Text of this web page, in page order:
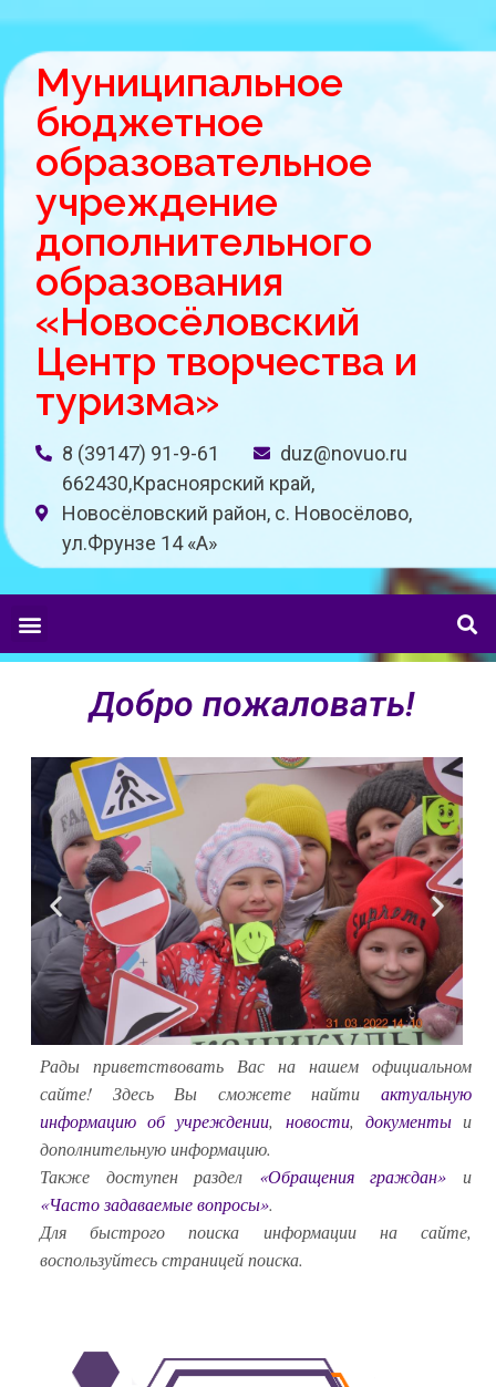
Муниципальное
бюджетное
образовательное
учреждение
дополнительного
образования
«Новосёловский
Центр творчества и
туризма»
8 (39147) 91-9-61
duz@novuo.ru
662430,Красноярский край,
Новосёловский район, с. Новосёлово,
ул.Фрунзе 14 «A»
Добро пожаловать!
Рады приветствовать Вас на нашем официальном
сайте! Здесь Вы сможете найтиактуальную
информацию об учреждении, новости, документыи
дополнительную информацию.
Также доступен раздел «Обращения граждан» и
«Часто задаваемые вопросы».
Для быстрого поиска информации на сайте,
воспользуйтесь страницей поиска.